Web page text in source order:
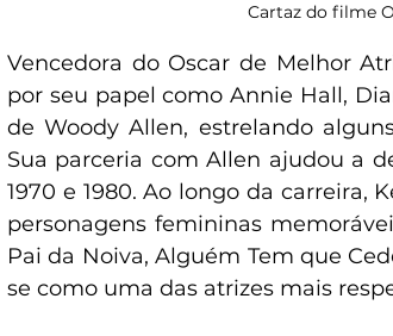
Cartaz do filme
Vencedora do Oscar de Melhor
por seu papel como Annie Hall,
de Woody Allen, estrelando
Sua parceria com Allen ajudou a
1970 e 1980. Ao longo da
personagens femininas
Pai da Noiva, Alguém Tem que
se como uma das atrizes mais